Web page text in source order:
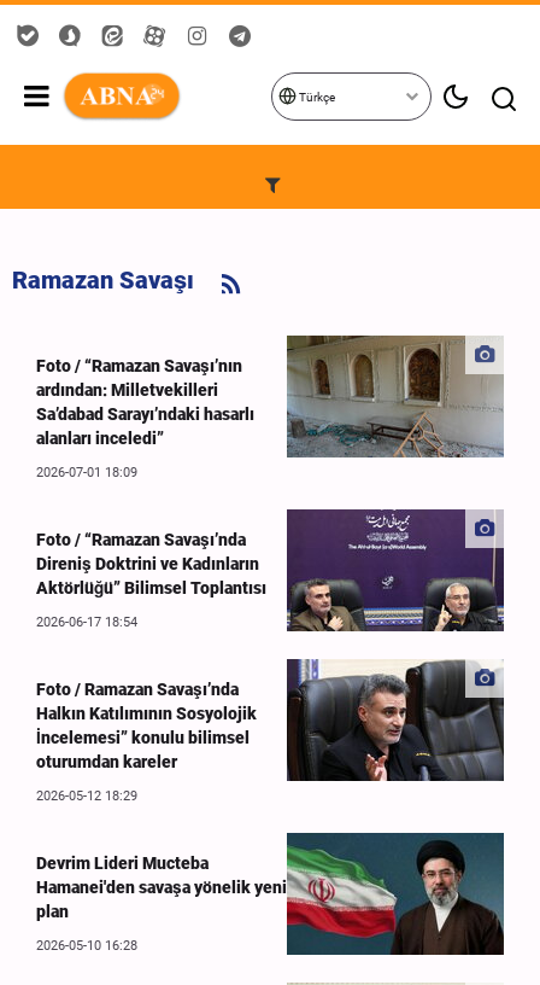
Türkçe
Ramazan Savaşı
Foto / “Ramazan Savaşı’nın
ardından: Milletvekilleri
Sa’dabad Sarayı’ndaki hasarlı
alanları inceledi”
2026-07-01 18:09
Foto / “Ramazan Savaşı’nda
Direniş Doktrini ve Kadınların
Aktörlüğü” Bilimsel Toplantısı
2026-06-17 18:54
Foto / Ramazan Savaşı’nda
Halkın Katılımının Sosyolojik
İncelemesi” konulu bilimsel
oturumdan kareler
2026-05-12 18:29
Devrim Lideri Mucteba
Hamanei'den savaşa yönelik yeni
plan
2026-05-10 16:28